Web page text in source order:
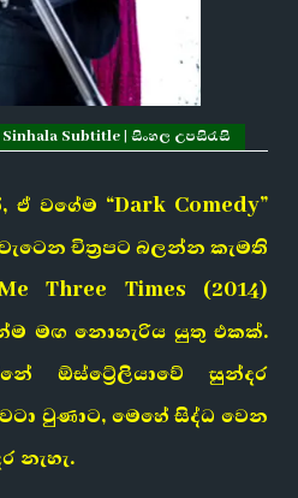
Subtitle | සිංහල උපසිරැසි
වගේම “Dark Comedy”
චිත්‍රපට බලන්න කැමති
Three Times (2014)
මඟ නොහැරිය යුතු එකක්.
ඕස්ට්‍රේලියාවේ සුන්දර
වුණාට, මෙහේ සිද්ධ වෙන
නැහැ.